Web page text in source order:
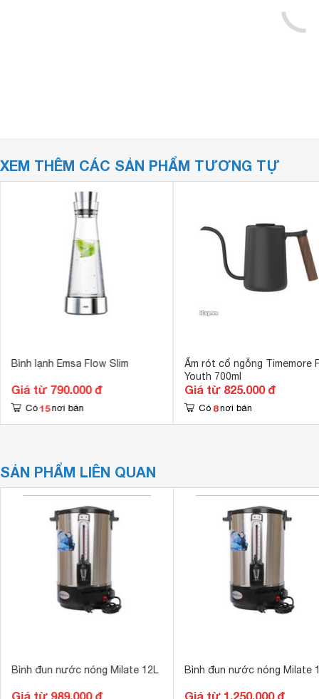
XEM THÊM CÁC SẢN PHẨM TƯƠNG TỰ
Bình lạnh Emsa Flow Slim
Giá từ 790.000 đ
Có 15 nơi bán
Ấm rót cổ ngỗng Timemore
Youth 700ml
Giá từ 825.000 đ
Có 8 nơi bán
SẢN PHẨM LIÊN QUAN
Bình đun nước nóng Milate 12L
Giá từ 989.000 đ
Bình đun nước nóng Milate
Giá từ 1.250.000 đ